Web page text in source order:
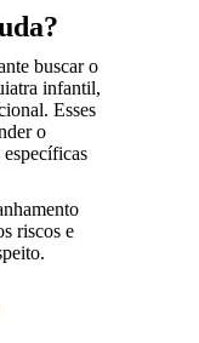
buscar o
infantil,
Esses
o
riscos e